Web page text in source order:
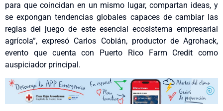
para que coincidan en un mismo lugar, compartan ideas, y
se expongan tendencias globales capaces de cambiar las
reglas del juego de este esencial ecosistema empresarial
agrícola”, expresó Carlos Cobián, productor de Agrohack,
evento que cuenta con Puerto Rico Farm Credit como
auspiciador principal.